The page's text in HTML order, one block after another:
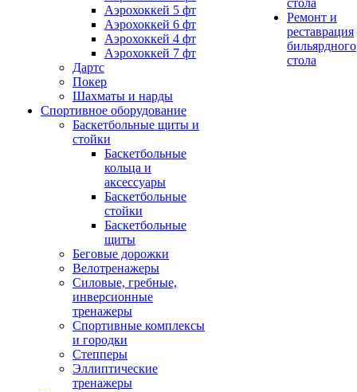
Аэрохоккей 5 фт
Аэрохоккей 6 фт
Аэрохоккей 4 фт
Аэрохоккей 7 фт
Дартс
Покер
Шахматы и нарды
Спортивное оборудование
Баскетбольные щиты и
стойки
Баскетбольные
кольца и
аксессуары
Баскетбольные
стойки
Баскетбольные
щиты
Беговые дорожки
Велотренажеры
Силовые, гребные,
инверсионные
тренажеры
Спортивные комплексы
и городки
Степперы
Эллиптические
тренажеры
стола
Ремонт и
реставрация
бильярдного
стола